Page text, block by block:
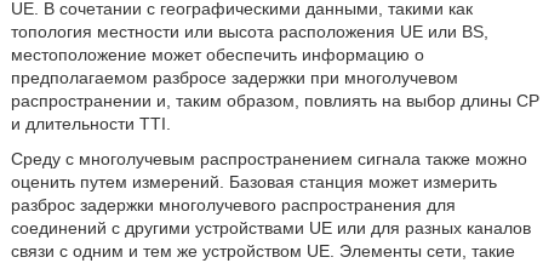
UE. В сочетании с географическими данными, такими как
топология местности или высота расположения UE или BS,
местоположение может обеспечить информацию о
предполагаемом разбросе задержки при многолучевом
распространении и, таким образом, повлиять на выбор длины CP
и длительности TTI.
Среду с многолучевым распространением сигнала также можно
оценить путем измерений. Базовая станция может измерить
разброс задержки многолучевого распространения для
соединений с другими устройствами UE или для разных каналов
связи с одним и тем же устройством UE. Элементы сети, такие